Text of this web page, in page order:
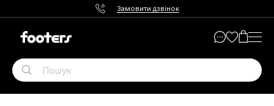
Замовити дзвінок